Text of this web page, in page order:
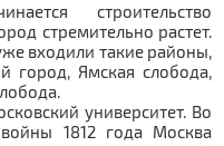
строительство
стремительно растет.
входили такие районы,
город, Ямская слобода,
университет. Во
1812 года Москва